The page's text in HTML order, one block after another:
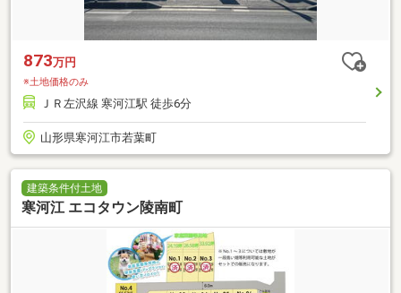
873万円
※土地価格のみ
ＪＲ左沢線 寒河江駅 徒歩6分
山形県寒河江市若葉町
建築条件付土地
寒河江 エコタウン陵南町